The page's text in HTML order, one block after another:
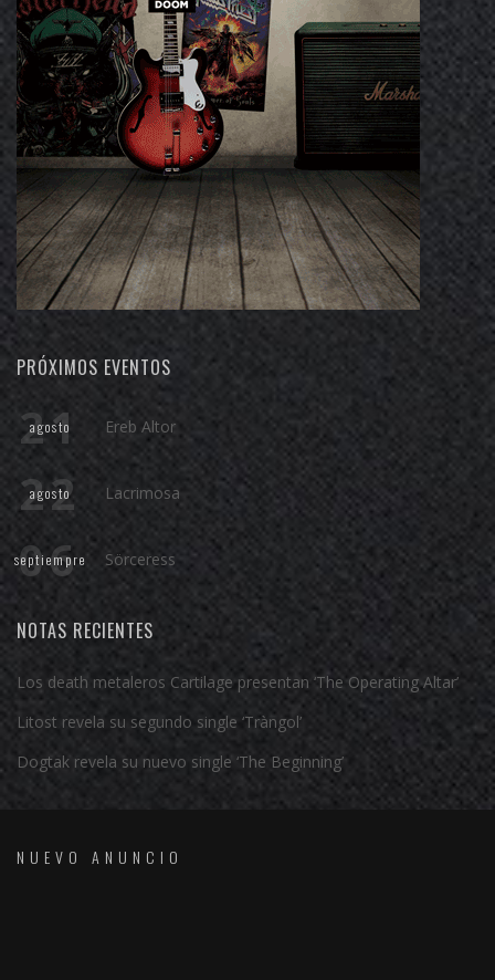
PRÓXIMOS EVENTOS
21
agosto Ereb Altor
22
agosto Lacrimosa
06
septiempre Sörceress
NOTAS RECIENTES
Los death metaleros Cartilage presentan ‘The Operating Altar’
Litost revela su segundo single ‘Tràngol’
Dogtak revela su nuevo single ‘The Beginning’
NUEVO ANUNCIO